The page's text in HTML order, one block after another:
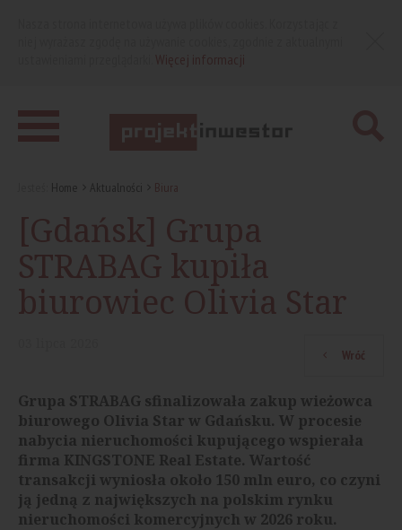
Home Aktualności Biura
[Gdańsk] Grupa
STRABAG kupiła
biurowiec Olivia Star
Wróć
Grupa STRABAG sfinalizowała zakup wieżowca
biurowego Olivia Star w Gdańsku. W procesie
nabycia nieruchomości kupującego wspierała
firma KINGSTONE Real Estate. Wartość
transakcji wyniosła około 150 mln euro, co czyni
ją jedną z największych na polskim rynku
nieruchomości komercyjnych w 2026 roku.